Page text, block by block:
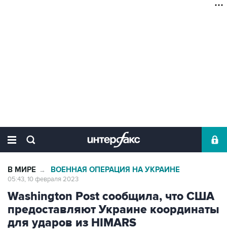
В МИРЕ → ВОЕННАЯ ОПЕРАЦИЯ НА УКРАИНЕ
05:43, 10 февраля 2023
Washington Post сообщила, что США
предоставляют Украине координаты
для ударов из HIMARS